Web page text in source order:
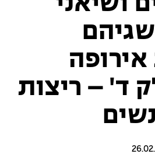
ם
ו
ד' – ריצות